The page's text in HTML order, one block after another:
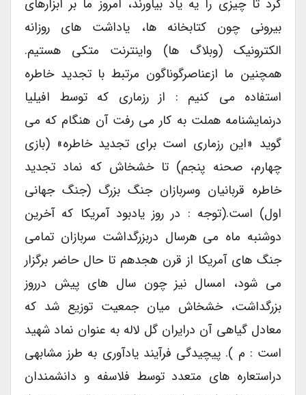
کرد تا چیزی را یه یاد بیاورند، امروز ما بر ابزارهای
بیرونی چون کتابخانه ها، یاداشت های روزانه
الکترونیک (وبلاگ ها) واینترنت متکی هستیم.
همچنین ما ازعناصرگوناگون مرتبط با تجدید خاطره
استفاده می کنیم : از رزماری که توسط افیلیا
درنمایشنامه هملت به کار می رفت آن هنگام که می
گوید «این رزماری است برای تجدید خاطره» (بازی
چهارم، صحنه پنجم) تا خشخاش که نماد تجدید
خاطره قربانیان وسربازان جنگ بزرگ (جنگ جهانی
اول) است.(توجه : در روز یادبود آمریکا که آخرین
دوشنبه ماه می هرسال دربزرگداشت سربازان تمامی
جنگ های آمریکا از قرن هجدهم تا حال حاضر برگزار
می شود، امسال نیز چون سال های پیش درروز
بزرگداشت، خشخاش میان جمعیت توزیع شد که
معادل گیاهی آن درایران گل لاله به عنوان نماد شهید
است : م ). پیچیدگی فرآیند یادآوری به طرز مشابهی
دراستعاره های متعدد توسط فلاسفه و دانشمندان